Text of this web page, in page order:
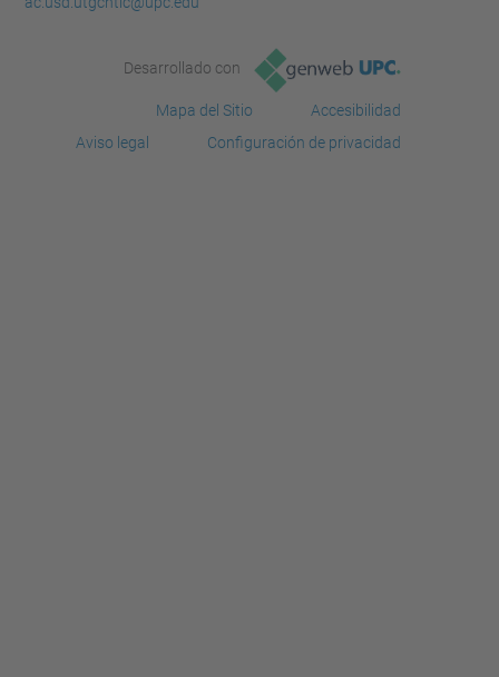
Desarrollado con
Mapa del Sitio
Accesibilidad
Aviso legal
Configuración de privacidad